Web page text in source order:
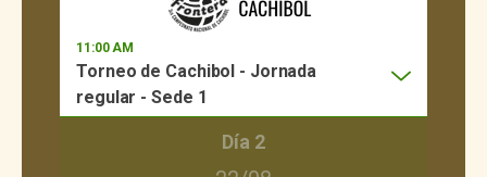
11:00 AM
Torneo de Cachibol - Jornada
regular - Sede 1
Día 2